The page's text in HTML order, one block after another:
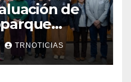
de
en el
TRNOTICIAS